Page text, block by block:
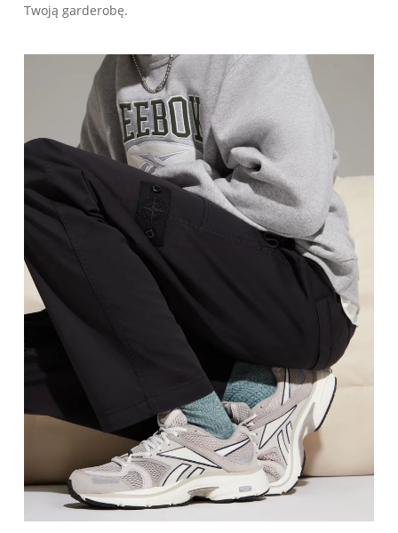
Twoją garderobę.